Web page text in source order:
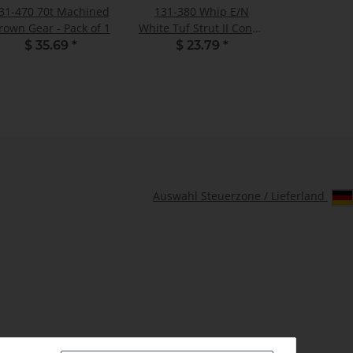
470 70t Machined
Gear - Pack of 1
$ 35.69 *
131-380 Whip E/N
White Tuf Strut II Conv -
Set
$ 23.79 *
Auswahl Steuerzone / Lieferland